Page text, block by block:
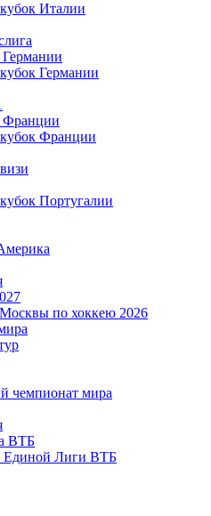
Италии
Германии
Франции
Франции
Португалии
по хоккею 2026
чемпионат мира
ВТБ
Единой Лиги ВТБ